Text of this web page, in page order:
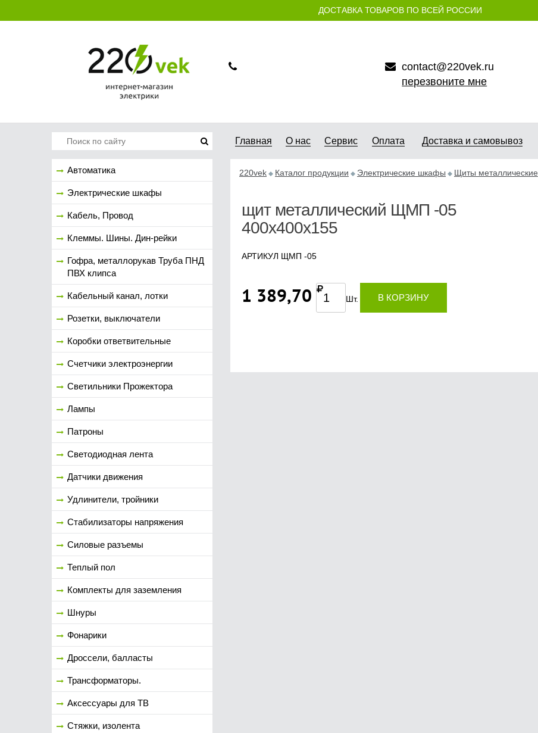
ДОСТАВКА ТОВАРОВ ПО ВСЕЙ РОССИИ
contact@220vek.ru
перезвоните мне
Автоматика
Электрические шкафы
Кабель, Провод
Клеммы. Шины. Дин-рейки
Гофра, металлорукав Труба ПНД
ПВХ клипса
Кабельный канал, лотки
Розетки, выключатели
Коробки ответвительные
Счетчики электроэнергии
Светильники Прожектора
Лампы
Патроны
Светодиодная лента
Датчики движения
Удлинители, тройники
Стабилизаторы напряжения
Силовые разъемы
Теплый пол
Комплекты для заземления
Шнуры
Фонарики
Дроссели, балласты
Трансформаторы.
Аксессуары для ТВ
Стяжки, изолента
Главная О нас Сервис Оплата Доставка и самовывоз
220vek Каталог продукции Электрические шкафы Щиты металлические
щит металлический ЩМП -05
400х400х155
АРТИКУЛ ЩМП -05
1 389,70 Шт. В КОРЗИНУ